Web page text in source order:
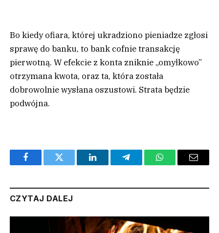
Bo kiedy ofiara, której ukradziono pieniadze zgłosi
sprawę do banku, to bank cofnie transakcję
pierwotną. W efekcie z konta zniknie „omyłkowo”
otrzymana kwota, oraz ta, która została
dobrowolnie wysłana oszustowi. Strata będzie
podwójna.
FacebookTwitter LinkedInTelegramWhatsAppEmail
CZYTAJ DALEJ